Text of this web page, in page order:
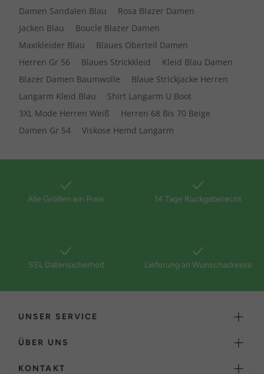
Damen Sandalen Blau
Rosa Blazer Damen
Jacken Blau
Boucle Blazer Damen
Maxikleider Blau
Blaues Oberteil Damen
Herren Gr 56
Blaues Strickkleid
Kleid Blau Damen
Blazer Damen Baumwolle
Blaue Strickjacke Herren
Langarm Kleid Blau
Shirt Langarm U Boot
3XL Mode Herren Weiß
Herren 68 Bis 70 Beige
Damen Gr 54
Viskose Hemd Langarm
Alle Größen ein Preis 14 Tage Rückgaberecht
SSL Datensicherheit Lieferung an Wunschadresse
UNSER SERVICE
ÜBER UNS
KONTAKT